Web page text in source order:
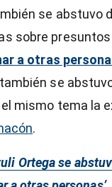
se abstuvo
sobre
a otras
se
mismo tema la
.
Ortega se